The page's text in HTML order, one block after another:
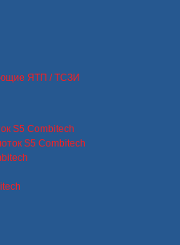
ЯТП / ТСЗИ
S5 Combitech
S5 Combitech